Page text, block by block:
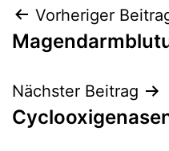
Vorheriger
Nächster Beitrag